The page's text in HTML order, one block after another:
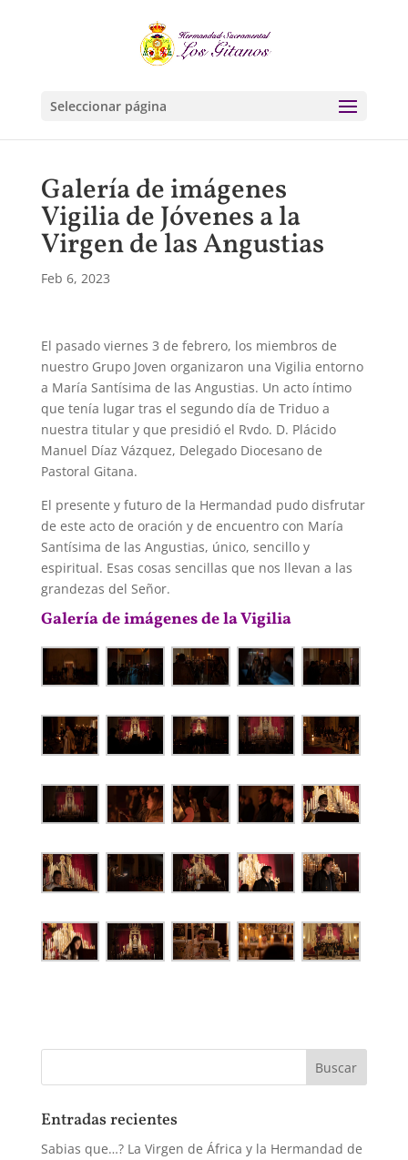
Seleccionar página
Galería de imágenes
Vigilia de Jóvenes a la
Virgen de las Angustias
Feb 6, 2023
El pasado viernes 3 de febrero, los miembros de
nuestro Grupo Joven organizaron una Vigilia entorno
a María Santísima de las Angustias. Un acto íntimo
que tenía lugar tras el segundo día de Triduo a
nuestra titular y que presidió el Rvdo. D. Plácido
Manuel Díaz Vázquez, Delegado Diocesano de
Pastoral Gitana.
El presente y futuro de la Hermandad pudo disfrutar
de este acto de oración y de encuentro con María
Santísima de las Angustias, único, sencillo y
espiritual. Esas cosas sencillas que nos llevan a las
grandezas del Señor.
Galería de imágenes de la Vigilia
Entradas recientes
Sabias que…? La Virgen de África y la Hermandad de